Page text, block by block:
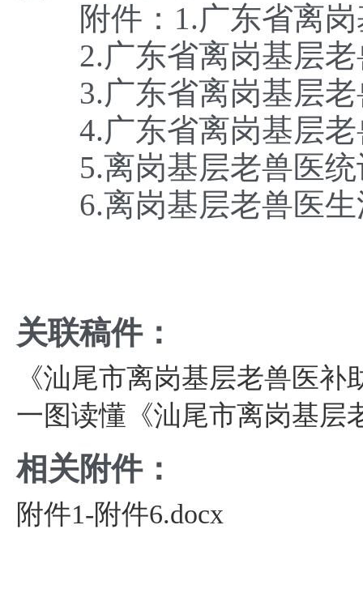
附件：1.广东省离岗
2.广东省离岗基层老
3.广东省离岗基层老
4.广东省离岗基层老
5.离岗基层老兽医统
6.离岗基层老兽医生
关联稿件：
《汕尾市离岗基层老兽医
一图读懂《汕尾市离岗基层
相关附件：
附件1-附件6.docx